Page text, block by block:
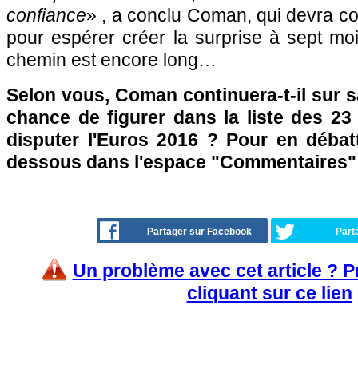
confiance» , a conclu Coman, qui devra
pour espérer créer la surprise à sept
chemin est encore long…
Selon vous, Coman continuera-t-il sur
chance de figurer dans la liste des
disputer l'Euros 2016 ? Pour en
dessous dans l'espace "Commentaires"
Partager sur Facebook
Un problème avec cet article ?
cliquant sur ce lien